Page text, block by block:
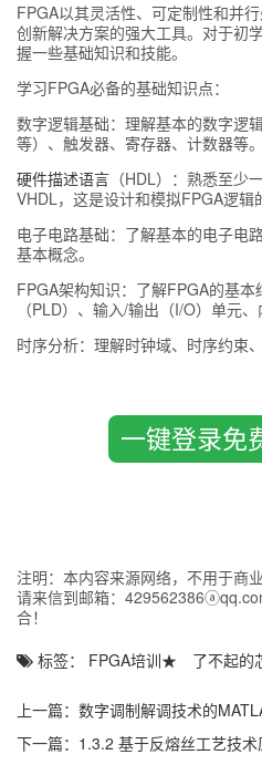
FPGA以其灵活性、可定制性和并
创新解决方案的强大工具。对于初
握一些基础知识和技能。
学习FPGA必备的基础知识点：
数字逻辑基础：理解基本的数字逻
等）、触发器、寄存器、计数器等。
硬件描述语言 （HDL）：熟悉至少
VHDL，这是设计和模拟FPGA逻辑
电子电路基础：了解基本的电子电
基本概念。
FPGA架构知识：了解FPGA的基
（PLD）、输入/输出（I/O）单元、
时序分析：理解时钟域、时序约束
里叶变换等，这有助于在FPGA上
：熟悉 Xilinx 和 Intel 的
在FPGA领域占据重要地位。提供
板，帮助开发者快速启动项目并加
Xilinx是最早推出商用FPGA产品的
Xilinx开发了强大的设计工具，如
计提供了从设计输入到硬件实现的
一键登录免
注明：本内容来源网络，不用于商
请来信到邮箱：
合！
标签： FPGA培训★ 了不起的
上一篇： 数字调制解调技术的
版（第2版）
下一篇： 1.3.2 基于反熔丝工艺技术